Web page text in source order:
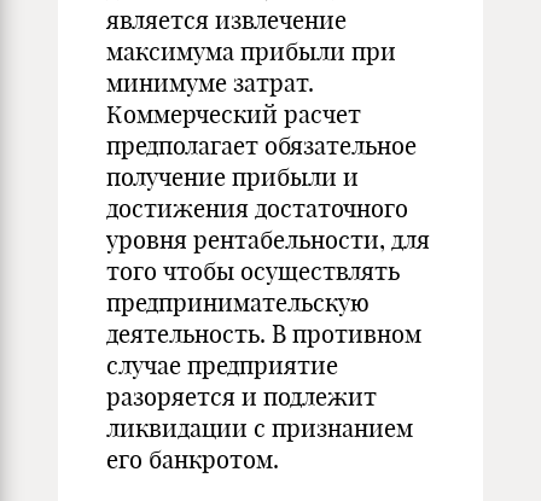
является извлечение
максимума прибыли при
минимуме затрат.
Коммерческий расчет
предполагает обязательное
получение прибыли и
достижения достаточного
уровня рентабельности, для
того чтобы осуществлять
предпринимательскую
деятельность. В противном
случае предприятие
разоряется и подлежит
ликвидации с признанием
его банкротом.